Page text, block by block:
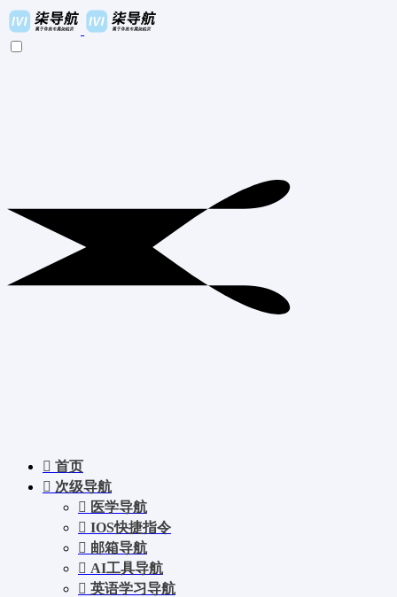
首页
次级导航
医学导航
IOS快捷指令
邮箱导航
AI工具导航
英语学习导航